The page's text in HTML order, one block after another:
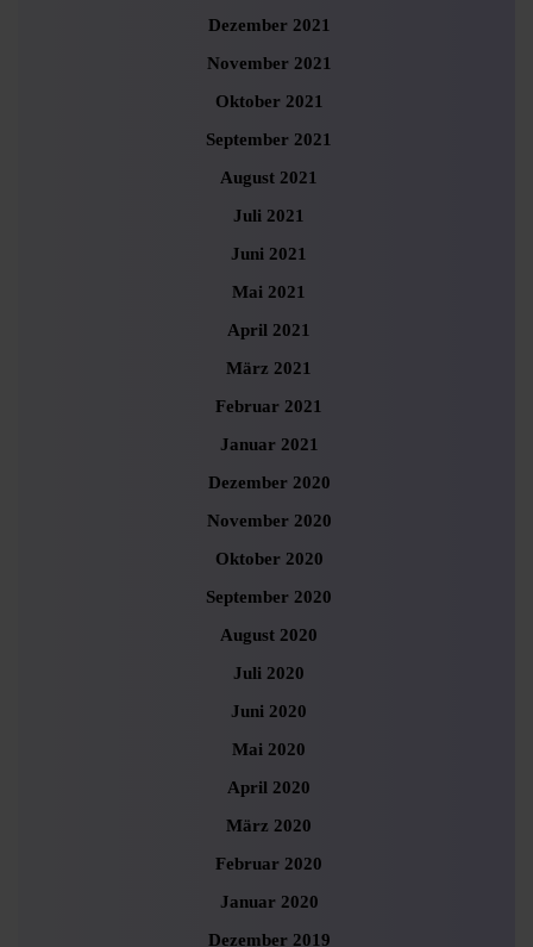
Dezember 2021
November 2021
Oktober 2021
September 2021
August 2021
Juli 2021
Juni 2021
Mai 2021
April 2021
März 2021
Februar 2021
Januar 2021
Dezember 2020
November 2020
Oktober 2020
September 2020
August 2020
Juli 2020
Juni 2020
Mai 2020
April 2020
März 2020
Februar 2020
Januar 2020
Dezember 2019